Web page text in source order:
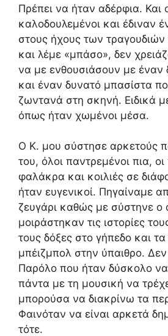
Πρέπει να ήταν αδέρφια. Και
καλοδουλεμένοι και έδιναν
στους ήχους των τραγουδιών
και λέμε «μπάσο», δεν
να με ενθουσιάσουν με έναν
και έναν δυνατό μπασίστα
ζωντανά στη σκηνή. Ειδικά
όπως ήταν χωμένοι μέσα.
Ο Κ. μου σύστησε αρκετούς
του, όλοι παντρεμένοι πια,
φαλάκρα και κοιλιές σε
ήταν ευγενικοί. Πηγαίναμε
ζευγάρι καθώς με σύστηνε ο
μοιράστηκαν τις ιστορίες
τους δόξες στο γήπεδο και τα
μπέιζμπολ στην ύπαιθρο.
Παρόλο που ήταν δύσκολο
πάντα με τη μουσική να
μπορούσα να διακρίνω τα
Φαινόταν να είναι αρκετά
τότε.